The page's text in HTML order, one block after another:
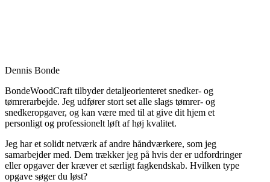
Dennis Bonde
BondeWoodCraft tilbyder detaljeorienteret snedker- og
tømrerarbejde. Jeg udfører stort set alle slags tømrer- og
snedkeropgaver, og kan være med til at give dit hjem et
personligt og professionelt løft af høj kvalitet.
Jeg har et solidt netværk af andre håndværkere, som jeg
samarbejder med. Dem trækker jeg på hvis der er udfordringer
eller opgaver der kræver et særligt fagkendskab. Hvilken type
opgave søger du løst?